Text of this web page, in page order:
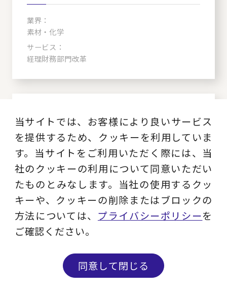
業界：
素材・化学
サービス：
経理財務部門改革
大手重工業J社
重工業メーカーの経理業務改
革
業界：
サービス：
経理財務部門改革
コンサルティング事例一覧
当サイトでは、お客様により良いサービス
を提供するため、クッキーを利用していま
す。当サイトをご利用いただく際には、当
社のクッキーの利用について同意いただい
たものとみなします。当社の使用するクッ
キーや、クッキーの削除またはブロックの
方法については、 プライバシーポリシーを
ご確認ください。
同意して閉じる